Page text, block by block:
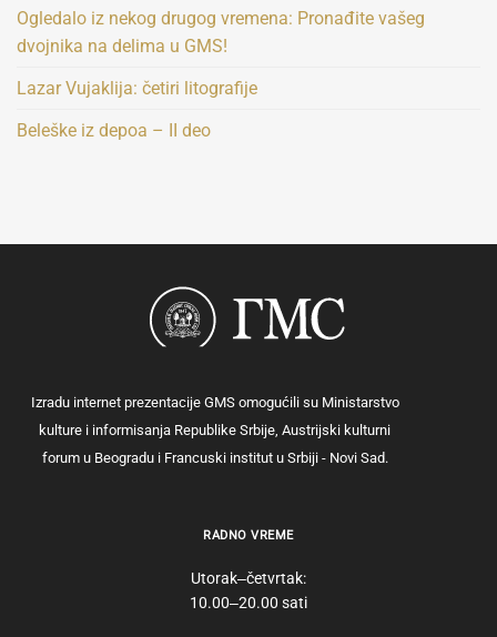
Ogledalo iz nekog drugog vremena: Pronađite vašeg
dvojnika na delima u GMS!
Lazar Vujaklija: četiri litografije
Beleške iz depoa – II deo
Izradu internet prezentacije GMS omogućili su Ministarstvo
kulture i informisanja Republike Srbije, Austrijski kulturni
forum u Beogradu i Francuski institut u Srbiji - Novi Sad.
RADNO VREME
Utorak‒četvrtak:
10.00‒20.00 sati